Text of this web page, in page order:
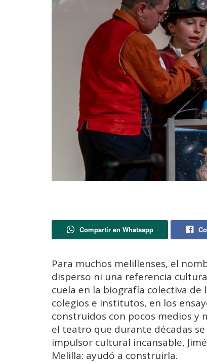
Compartir en Whatsapp
Para muchos melillenses, el
disperso ni una referencia
cuela en la biografía colectiva de
colegios e institutos, en los
construidos con pocos medios y
el teatro que durante décadas
impulsor cultural incansable,
Melilla: ayudó a construirla.